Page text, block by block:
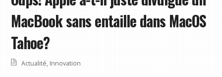
MacBook sans entaille dans MacOS
Tahoe?
Actualité, Innovation